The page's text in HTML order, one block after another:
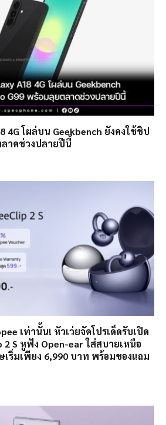
4G โผล่บน Geekbench ยังคงใช้ชิป
าดช่วงปลายปีนี้
เท่านั้น! หัวเว่ยจัดโปรเด็ดรับเปิด
2 S หูฟัง Open-ear ใส่สบายเหนือ
เริ่มเพียง 6,990 บาท พร้อมของแถม